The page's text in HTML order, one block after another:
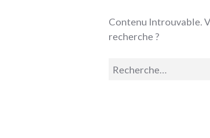
Contenu Introuvable.
recherche ?
Recherche